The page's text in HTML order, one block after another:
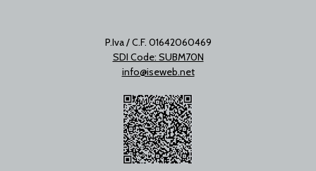
P.Iva / C.F. 01642060469
SDI Code: SUBM70N
info@iseweb.net